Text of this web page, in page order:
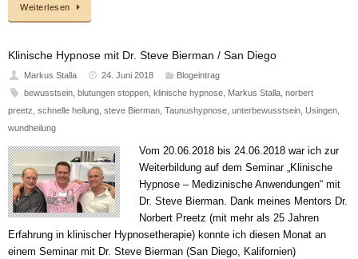
Weiterlesen
Klinische Hypnose mit Dr. Steve Bierman / San Diego
Markus Stalla 24. Juni 2018
Blogeintrag
bewusstsein, blutungen stoppen, klinische hypnose, Markus Stalla, norbert
preetz schnelle heilung steve Bierman Taunushypnose unterbewusstsein Usingen
wundheilung
Vom 20.06.2018 bis 24.06.2018 war ich zur
Weiterbildung auf dem Seminar „Klinische
Hypnose – Medizinische Anwendungen“ mit
Dr. Steve Bierman. Dank meines Mentors Dr.
Norbert Preetz (mit mehr als 25 Jahren
Erfahrung in klinischer Hypnosetherapie) konnte ich diesen Monat an
einem Seminar mit Dr. Steve Bierman (San Diego, Kalifornien)